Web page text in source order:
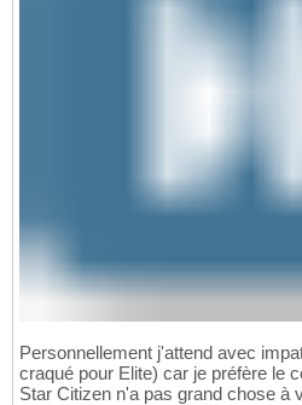
Personnellement j'attend avec
craqué pour Elite) car je préfère le
Star Citizen n'a pas grand chose à